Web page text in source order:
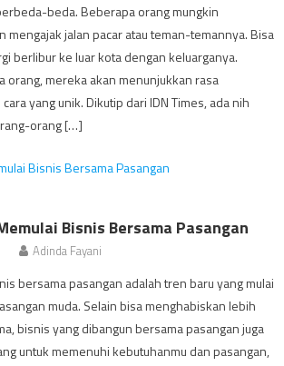
beda. Beberapa orang mungkin
mengajak jalan pacar atau teman-temannya. Bisa
berlibur ke luar kota dengan keluarganya.
orang, mereka akan menunjukkan rasa
yang unik. Dikutip dari IDN Times, ada nih
orang […]
Bisnis Bersama Pasangan
Adinda Fayani
bersama pasangan adalah tren baru yang mulai
muda. Selain bisa menghabiskan lebih
bisnis yang dibangun bersama pasangan juga
untuk memenuhi kebutuhanmu dan pasangan,